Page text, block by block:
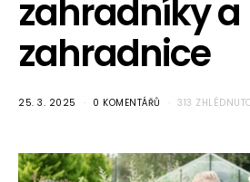
zahradníky a
zahradnice
25. 3. 2025 0 KOMENTÁŘŮ 313